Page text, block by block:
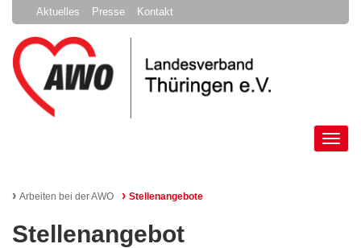
Aktuelles Presse Kontakt
› Arbeiten bei der AWO › Stellenangebote
Stellenangebot